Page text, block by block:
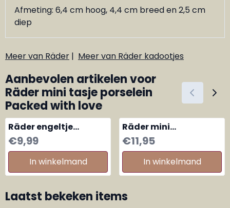
Afmeting: 6,4 cm hoog, 4,4 cm breed en 2,5 cm
diep
Meer van Räder | Meer van Räder kadootjes
Aanbevolen artikelen voor
Räder mini tasje porselein
Packed with love
Räder engeltje
porselein Strepen
Reliëf
Prijs: 9,99
€9,99
In winkelmand
Räder mini
kaarsenstandertje
hartjes
Prijs: 11,95
€11,95
In winkelmand
Laatst bekeken items